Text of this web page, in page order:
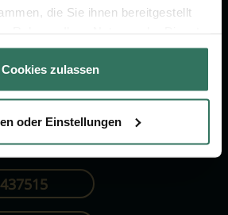
die Sie ihnen bereitgestellt
Cookies zulassen
oder Einstellungen
Online-Portal
Kostenlos registrieren
UNS